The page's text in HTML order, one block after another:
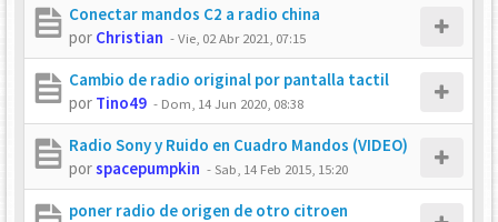
Conectar mandos C2 a radio china
por Christian -Vie, 02 Abr 2021, 07:15
Cambio de radio original por pantalla tactil
por Tino49 - Dom, 14 Jun 2020, 08:38
Radio Sony y Ruido en Cuadro Mandos (VIDEO)
porspacepumpkin -Sab, 14 Feb 2015, 15:20
poner radio de origen de otro citroen